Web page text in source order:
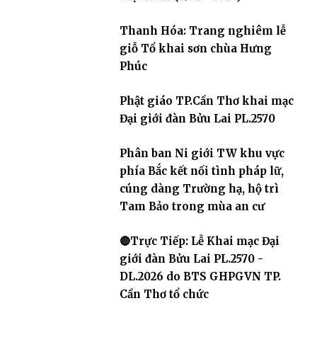
Thanh Hóa: Trang nghiêm lễ
giỗ Tổ khai sơn chùa Hưng
Phúc
Phật giáo TP.Cần Thơ khai mạc
Đại giới đàn Bửu Lai PL.2570
Phân ban Ni giới TW khu vực
phía Bắc kết nối tình pháp lữ,
cúng dàng Trường hạ, hộ trì
Tam Bảo trong mùa an cư
🔴Trực Tiếp: Lễ Khai mạc Đại
giới đàn Bửu Lai PL.2570 -
DL.2026 do BTS GHPGVN TP.
Cần Thơ tổ chức